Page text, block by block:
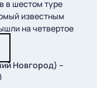
в шестом туре
известным
на четвертое
Новгород) –